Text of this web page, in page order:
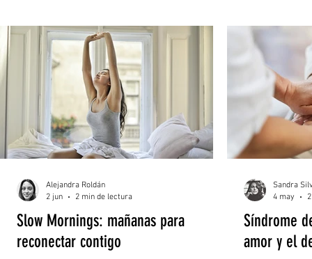
eso se basa el llamado método japonés de caminar,
una rutina que alterna momentos de mayor
intensidad con periodos de recuperación.
Slow Mornings: mañanas para
reconectar contigo
Alejandra Roldán
2 jun
2 min de lectura
Síndrome
amor y el
Sandra
4 may